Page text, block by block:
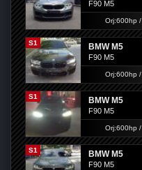
F90 M5
Orj:600hp
S1 BMW M5
F90 M5
Orj:600hp
S1 BMW M5
F90 M5
Orj:600hp
S1 BMW M5
F90 M5